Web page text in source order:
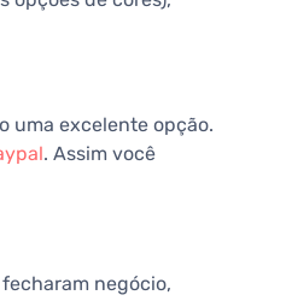
uma excelente opção.
. Assim você
negócio,